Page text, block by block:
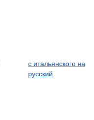
с итальянского на
русский